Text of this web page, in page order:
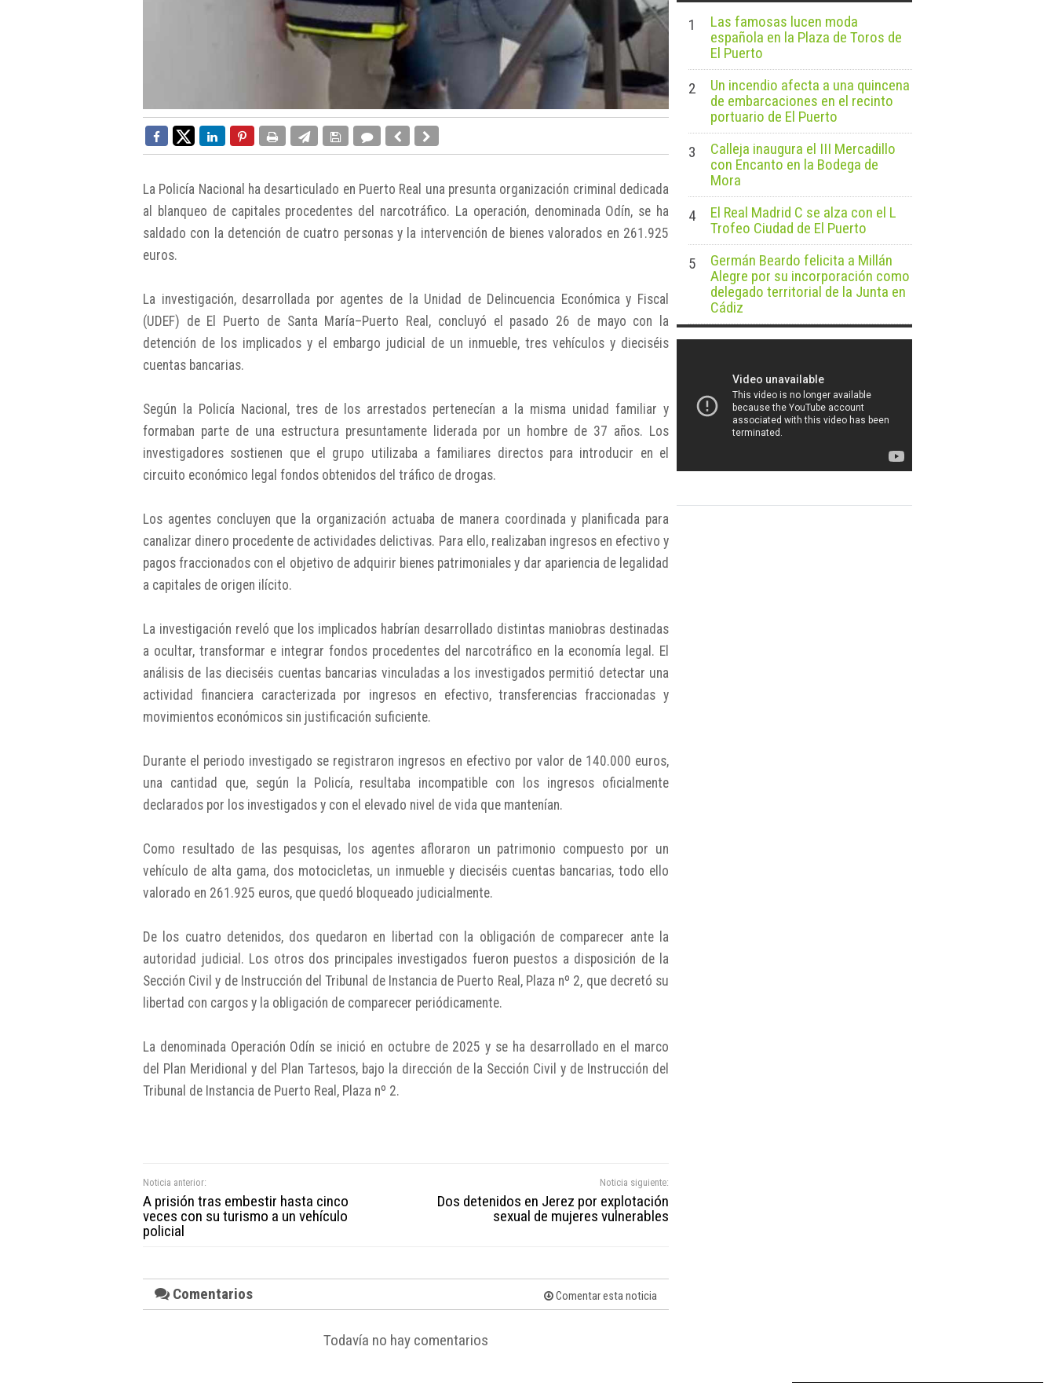
La Policía Nacional ha desarticulado en Puerto Real una presunta organización criminal dedicada
al blanqueo de capitales procedentes del narcotráfico. La operación, denominada Odín, se ha
saldado con la detención de cuatro personas y la intervención de bienes valorados en 261.925
euros.
La investigación, desarrollada por agentes de la Unidad de Delincuencia Económica y Fiscal
(UDEF) de El Puerto de Santa María–Puerto Real, concluyó el pasado 26 de mayo con la
detención de los implicados y el embargo judicial de un inmueble, tres vehículos y dieciséis
cuentas bancarias.
Según la Policía Nacional, tres de los arrestados pertenecían a la misma unidad familiar y
formaban parte de una estructura presuntamente liderada por un hombre de 37 años. Los
investigadores sostienen que el grupo utilizaba a familiares directos para introducir en el
circuito económico legal fondos obtenidos del tráfico de drogas.
Los agentes concluyen que la organización actuaba de manera coordinada y planificada para
canalizar dinero procedente de actividades delictivas. Para ello, realizaban ingresos en efectivo y
pagos fraccionados con el objetivo de adquirir bienes patrimoniales y dar apariencia de legalidad
a capitales de origen ilícito.
La investigación reveló que los implicados habrían desarrollado distintas maniobras destinadas
a ocultar, transformar e integrar fondos procedentes del narcotráfico en la economía legal. El
análisis de las dieciséis cuentas bancarias vinculadas a los investigados permitió detectar una
actividad financiera caracterizada por ingresos en efectivo, transferencias fraccionadas y
movimientos económicos sin justificación suficiente.
Durante el periodo investigado se registraron ingresos en efectivo por valor de 140.000 euros,
una cantidad que, según la Policía, resultaba incompatible con los ingresos oficialmente
declarados por los investigados y con el elevado nivel de vida que mantenían.
Como resultado de las pesquisas, los agentes afloraron un patrimonio compuesto por un
vehículo de alta gama, dos motocicletas, un inmueble y dieciséis cuentas bancarias, todo ello
valorado en 261.925 euros, que quedó bloqueado judicialmente.
De los cuatro detenidos, dos quedaron en libertad con la obligación de comparecer ante la
autoridad judicial. Los otros dos principales investigados fueron puestos a disposición de la
Sección Civil y de Instrucción del Tribunal de Instancia de Puerto Real, Plaza nº 2, que decretó su
libertad con cargos y la obligación de comparecer periódicamente.
La denominada Operación Odín se inició en octubre de 2025 y se ha desarrollado en el marco
del Plan Meridional y del Plan Tartesos, bajo la dirección de la Sección Civil y de Instrucción del
Tribunal de Instancia de Puerto Real, Plaza nº 2.
Noticia anterior:
A prisión tras embestir hasta cinco
veces con su turismo a un vehículo
policial
Noticia siguiente:
Dos detenidos en Jerez por explotación
sexual de mujeres vulnerables
Comentarios Comentar esta noticia
Todavía no hay comentarios
1
Las famosas lucen moda
española en la Plaza de Toros de
El Puerto
2
Un incendio afecta a una quincena
de embarcaciones en el recinto
portuario de El Puerto
3
Calleja inaugura el III Mercadillo
con Encanto en la Bodega de
Mora
4
El Real Madrid C se alza con el L
Trofeo Ciudad de El Puerto
5
Germán Beardo felicita a Millán
Alegre por su incorporación como
delegado territorial de la Junta en
Cádiz